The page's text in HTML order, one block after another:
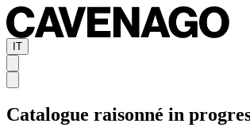
IT
Catalogue raisonné in